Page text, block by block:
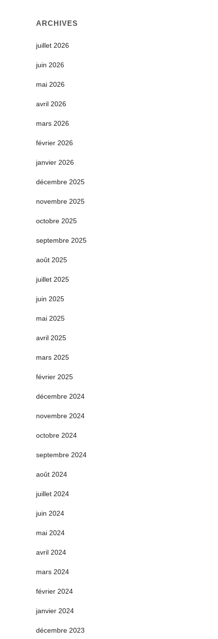
ARCHIVES
juillet 2026
juin 2026
mai 2026
avril 2026
mars 2026
février 2026
janvier 2026
décembre 2025
novembre 2025
octobre 2025
septembre 2025
août 2025
juillet 2025
juin 2025
mai 2025
avril 2025
mars 2025
février 2025
décembre 2024
novembre 2024
octobre 2024
septembre 2024
août 2024
juillet 2024
juin 2024
mai 2024
avril 2024
mars 2024
février 2024
janvier 2024
décembre 2023